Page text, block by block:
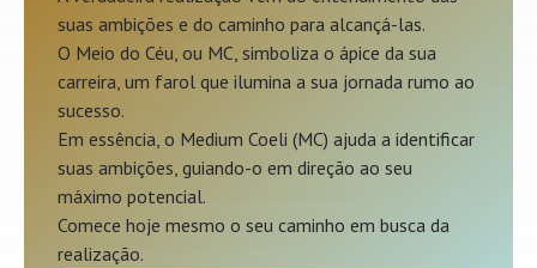
suas ambições e do caminho para alcançá-las.
O Meio do Céu, ou MC, simboliza o ápice da sua
carreira, um farol que ilumina a sua jornada rumo ao
sucesso.
Em essência, o Medium Coeli (MC) ajuda a identificar
suas ambições, guiando-o em direção ao seu
máximo potencial.
Comece hoje mesmo o seu caminho em busca da
realização.